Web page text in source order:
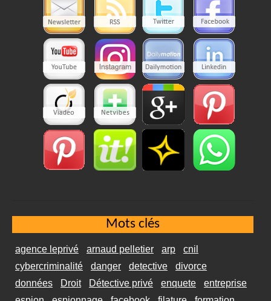
Mots clés
agence leprivé arnaud pelletier arp
cnil
cybercriminalité
danger detective
divorce
données
Droit Détective privé enquete
entreprise